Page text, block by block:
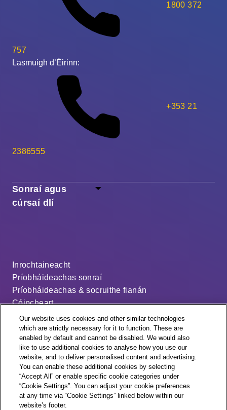
Sonraí agus
cúrsaí dlí
Inrochtaineacht
Príobháideachas sonraí
Príobháideachas & socruithe fianán
Cóipcheart
Séanadh
Ráiteas ar an sclábhaíocht nua-aimseartha
An cód dáileacháin
Socruithe fianán
1800 372
757
Lasmuigh d’Éirinn:
+353 21
2386555
Our website uses cookies and other similar technologies
which are strictly necessary for it to function. These are
enabled by default and cannot be disabled. We would also
like to use additional cookies to analyse how you use our
website, and to deliver personalised content and advertising.
You can enable these additional cookies by selecting
“Accept All” or enable specific cookie categories under
“Cookie Settings”. You can adjust your cookie preferences
at any time via “Cookie Settings” linked below within our
website’s footer.